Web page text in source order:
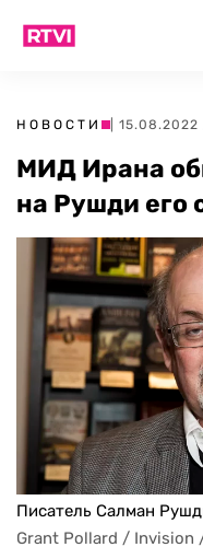
НОВОСТИ |
МИД Ирана
на Рушди его
Писатель Салман
Grant Pollard / Invision